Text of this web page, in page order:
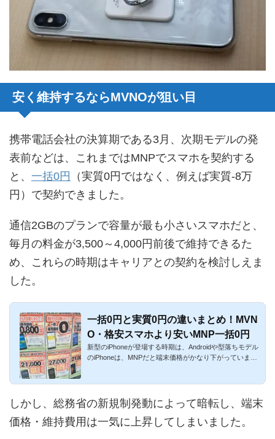
安く維持するならMVNOが狙い目
携帯電話会社の決算期である3月、次期モデルの発
表前などは、これまではMNPでスマホを契約する
と、 一括0円 （実質0円ではなく、例えば実質-8万
円）で契約できました。
通信2GBのプランで容量が最も小さいスマホだと、
毎月の料金が3,500～4,000円前後で維持できるた
め、これらの時期はキャリアとの契約を検討しえま
した。
一括0円と実質0円の違いまとめ！MVN
O・格安スマホより安いMNP一括0円
新型のiPhoneが登場する時期は、Androidや型落ちモデル
のiPhoneは、MNPだと端末価格がかなり下がっていま
しかし、総務省の新規制発動によって暗転し、端末
価格・維持費用は一気に上昇してしまいました。